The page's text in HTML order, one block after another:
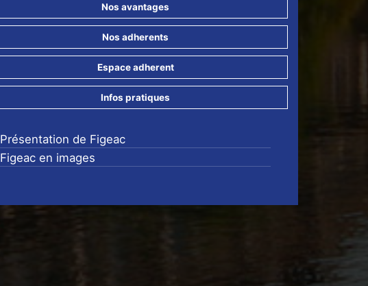
Nos avantages
Nos adherents
Espace adherent
Infos pratiques
Présentation de Figeac
Figeac en images